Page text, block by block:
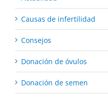
Causas de infertilidad
Consejos
Donación de óvulos
Donación de semen